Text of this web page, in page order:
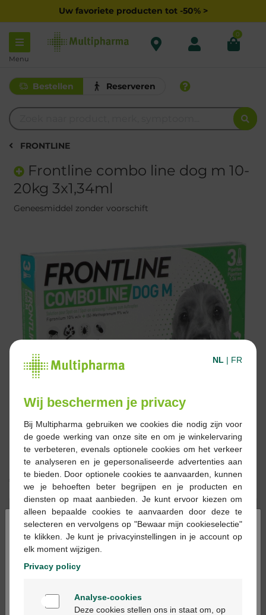
Uw favoriete producten tot -50% >
Menu
0
Bestellen Reserveren
FRONTLINE
Frontline combo line dog m 10-
20kg 3x1,34ml
Geneesmiddel zonder voorschift
€ 40,43
Bestellen Reserveren
Voorraad uitgeput
Op werkdagen vóór 12u besteld, volgende
×
Bienvenue
NL | FR
Wij beschermen je privacy
Bij Multipharma gebruiken we cookies die nodig zijn voor
de goede werking van onze site en om je winkelervaring
te verbeteren, evenals optionele cookies om het verkeer
te analyseren en je gepersonaliseerde advertenties aan
te bieden. Door optionele cookies te aanvaarden, kunnen
we je behoeften beter begrijpen en je producten en
diensten op maat aanbieden. Je kunt ervoor kiezen om
alleen bepaalde cookies te aanvaarden door deze te
selecteren en vervolgens op "Bewaar mijn cookieselectie"
te klikken. Je kunt je privacyinstellingen in je account op
elk moment wijzigen.
Privacy policy
Analyse-cookies
Deze cookies stellen ons in staat om, op